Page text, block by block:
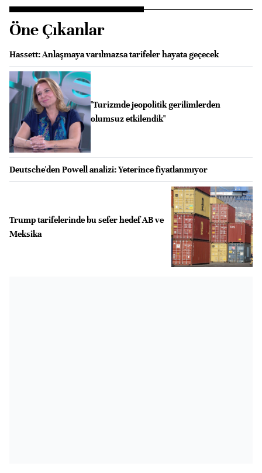
Öne Çıkanlar
Hassett: Anlaşmaya varılmazsa tarifeler hayata geçecek
"Turizmde jeopolitik gerilimlerden
olumsuz etkilendik"
Deutsche'den Powell analizi: Yeterince fiyatlanmıyor
Trump tarifelerinde bu sefer hedef AB ve
Meksika